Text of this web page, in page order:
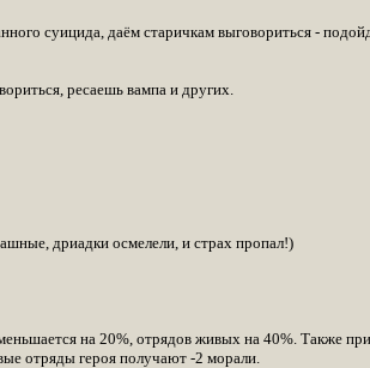
суицида, даём старичкам выговориться -
ресаешь вампа и других.
дриадки осмелели, и страх пропал!)
на 20%, отрядов живых на 40%. Также
отряды героя получают -2 морали.